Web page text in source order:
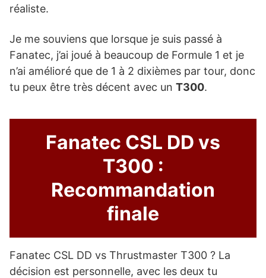
réaliste.
Je me souviens que lorsque je suis passé à
Fanatec, j’ai joué à beaucoup de Formule 1 et je
n’ai amélioré que de 1 à 2 dixièmes par tour, donc
tu peux être très décent avec un T300.
Fanatec CSL DD vs
T300 :
Recommandation
finale
Fanatec CSL DD vs Thrustmaster T300 ? La
décision est personnelle, avec les deux tu